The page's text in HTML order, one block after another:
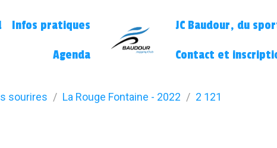
Infos pratiques
Agenda
JC Baudour, du
Contact et
sourires La Rouge Fontaine - 2022 2 121